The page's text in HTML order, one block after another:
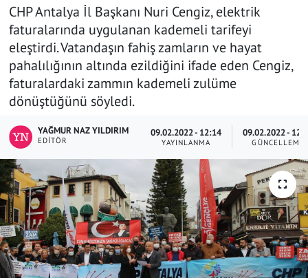
CHP Antalya İl Başkanı Nuri Cengiz, elektrik
faturalarında uygulanan kademeli tarifeyi
eleştirdi. Vatandaşın fahiş zamların ve hayat
pahalılığının altında ezildiğini ifade eden Cengiz,
faturalardaki zammın kademeli zulüme
dönüştüğünü söyledi.
YAĞMUR NAZ YILDIRIM
EDITÖR
09.02.2022 - 12:14
YAYINLANMA
09.02.2022 -
GÜNCELLEME
TARIM
YEREL YÖNETİMLER
EKONOMİ
ASAYİŞ
SPOR
SAĞLIK
YAŞAM
KÜLTÜR SANAT
Süper Lig Puan Durumu ve Fikstür
Tüm Manşetler
Son Dakika Haberleri
Haber Arşivi